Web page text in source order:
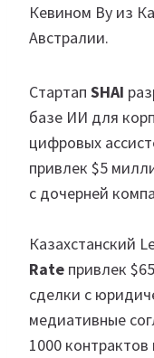
Кевином Ву из
Австралии.
Стартап SHAI
базе ИИ для
цифровых
привлек $5
с дочерней
Казахстанский
Rate привлек
сделки с
медиативные
1000